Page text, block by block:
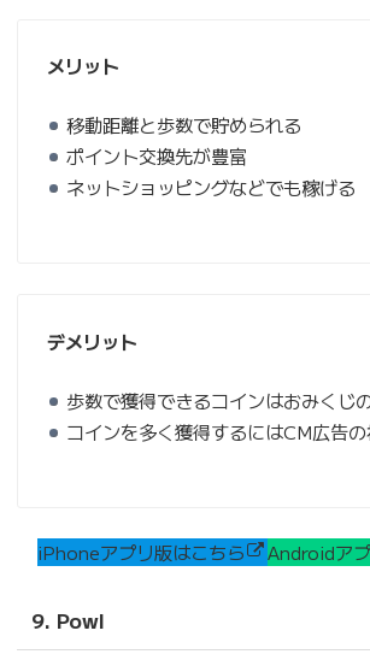
メリット
移動距離と歩数で貯められる
ポイント交換先が豊富
ネットショッピングなどでも稼げる
デメリット
歩数で獲得できるコインはおみくじ
コインを多く獲得するにはCM広告
iPhoneアプリ版はこちら Androidア
9. Powl